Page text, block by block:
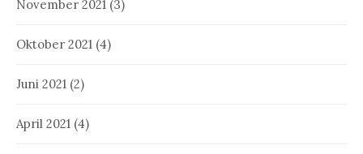
November 2021 (3)
Oktober 2021 (4)
Juni 2021 (2)
April 2021 (4)